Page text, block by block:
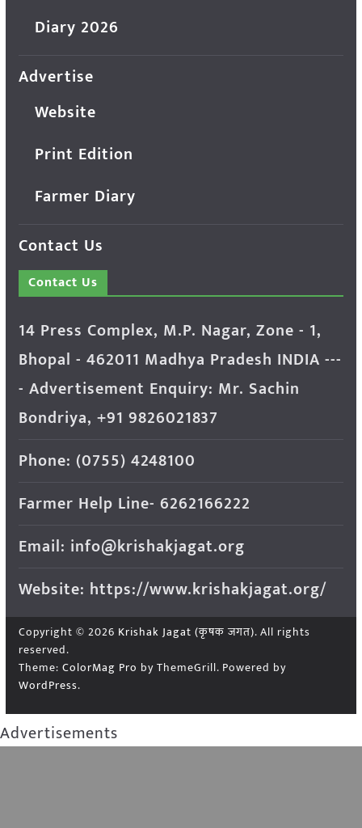
Diary 2026
Advertise
Website
Print Edition
Farmer Diary
Contact Us
Contact Us
14 Press Complex, M.P. Nagar, Zone - 1,
Bhopal - 462011 Madhya Pradesh INDIA ---
- Advertisement Enquiry: Mr. Sachin
Bondriya, +91 9826021837
Phone: (0755) 4248100
Farmer Help Line- 6262166222
Email: info@krishakjagat.org
Website: https://www.krishakjagat.org/
Copyright © 2026 Krishak Jagat (कृषक जगत). All rights
reserved.
Theme: ColorMag Pro by ThemeGrill. Powered by
WordPress.
Advertisements